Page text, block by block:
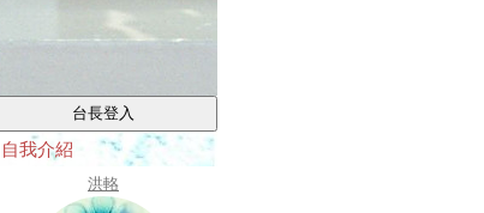
自我介紹
洪輅